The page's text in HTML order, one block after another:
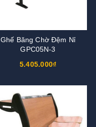
Ghế Băng Chờ Đệm Nỉ
GPC05N-3
5.405.000₫